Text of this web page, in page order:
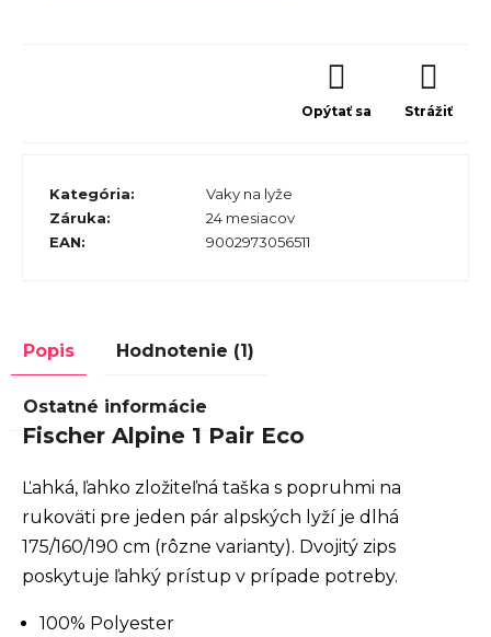
Kategória:
Vaky na lyže
Záruka:
24 mesiacov
EAN: 9002973056511
Opýtať sa Strážiť
Popis Hodnotenie (1)
Ostatné informácie
Fischer Alpine 1 Pair Eco
Ľahká, ľahko zložiteľná taška s popruhmi na
rukoväti pre jeden pár alpských lyží je dlhá
175/160/190 cm (rôzne varianty). Dvojitý zips
poskytuje ľahký prístup v prípade potreby.
100% Polyester